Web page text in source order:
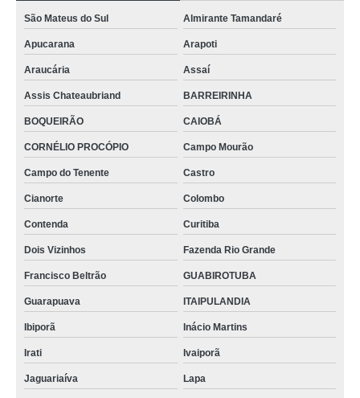
São Mateus do Sul Almirante Tamandaré
Apucarana Arapoti
Araucária Assaí
Assis Chateaubriand BARREIRINHA
BOQUEIRÃO CAIOBÁ
CORNÉLIO PROCÓPIO Campo Mourão
Campo do Tenente Castro
Cianorte Colombo
Contenda Curitiba
Dois Vizinhos Fazenda Rio Grande
Francisco Beltrão GUABIROTUBA
Guarapuava ITAIPULANDIA
Ibiporã Inácio Martins
Irati Ivaiporã
Jaguariaíva Lapa